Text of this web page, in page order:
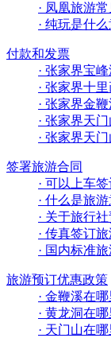
· 凤凰旅游
· 纯玩是什
付款和发票
· 张家界宝
· 张家界十
· 张家界金
· 张家界天
· 张家界天
签署旅游合同
· 可以上车
· 什么是旅
· 关于旅行
· 传真签订
· 国内标准
旅游预订优惠政策
· 金鞭溪在
· 黄龙洞在
· 天门山在